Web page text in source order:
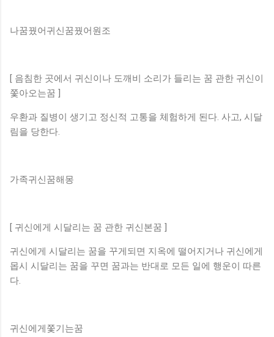
나꿈꿨어귀신꿈꿨어원조
[ 음침한 곳에서 귀신이나 도깨비 소리가 들리는 꿈 관한 귀신이
쫓아오는꿈 ]
우환과 질병이 생기고 정신적 고통을 체험하게 된다. 사고, 시달
림을 당한다.
가족귀신꿈해몽
[ 귀신에게 시달리는 꿈 관한 귀신본꿈 ]
귀신에게 시달리는 꿈을 꾸게되면 지옥에 떨어지거나 귀신에게
몹시 시달리는 꿈을 꾸면 꿈과는 반대로 모든 일에 행운이 따른
다.
귀신에게쫓기는꿈